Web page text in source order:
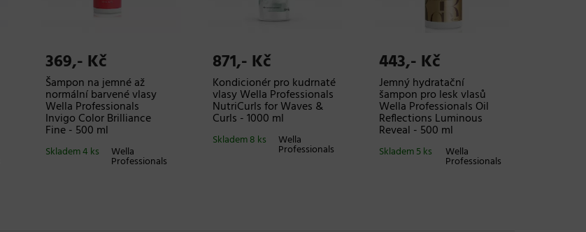
369,- Kč
Šampon na jemné až
normální barvené vlasy
Wella Professionals
Invigo Color Brilliance
Fine - 500 ml
Wella
Professionals
Skladem 4 ks
871,- Kč
Kondicionér pro kudrnaté
vlasy Wella Professionals
NutriCurls for Waves &
Curls - 1000 ml
Wella
Professionals
Skladem 8 ks
443,- Kč
Jemný hydratační
šampon pro lesk vlasů
Wella Professionals Oil
Reflections Luminous
Reveal - 500 ml
Wella
Professionals
Skladem 5 ks